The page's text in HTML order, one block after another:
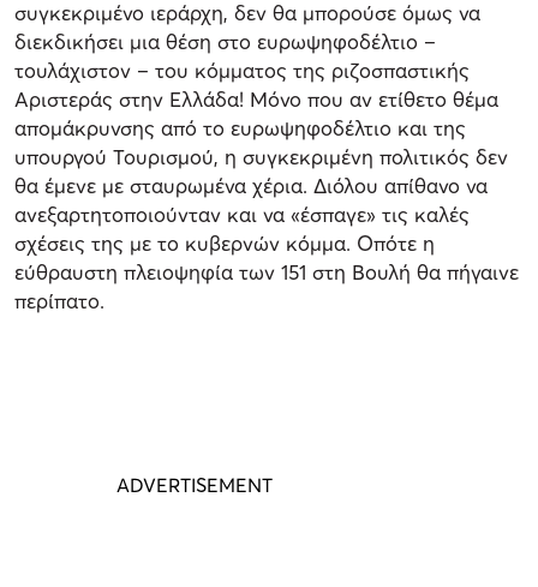
συγκεκριμένο ιεράρχη, δεν θα μπορούσε όμως να
διεκδικήσει μια θέση στο ευρωψηφοδέλτιο –
τουλάχιστον – του κόμματος της ριζοσπαστικής
Αριστεράς στην Ελλάδα! Μόνο που αν ετίθετο θέμα
απομάκρυνσης από το ευρωψηφοδέλτιο και της
υπουργού Τουρισμού, η συγκεκριμένη πολιτικός δεν
θα έμενε με σταυρωμένα χέρια. Διόλου απίθανο να
ανεξαρτητοποιούνταν και να «έσπαγε» τις καλές
σχέσεις της με το κυβερνών κόμμα. Οπότε η
εύθραυστη πλειοψηφία των 151 στη Βουλή θα πήγαινε
περίπατο.